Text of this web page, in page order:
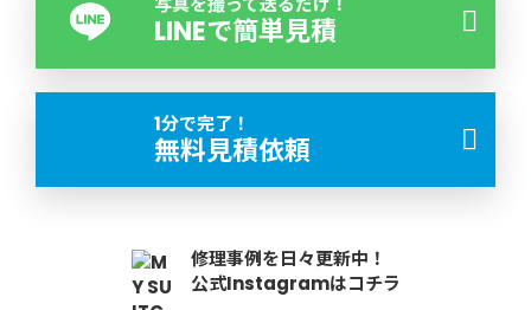
LINEで簡単見積
1分で完了！
無料見積依頼
修理事例を日々更新中！
公式Instagramはコチラ